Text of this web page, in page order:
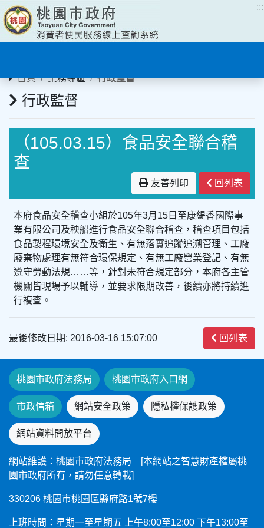
:::
首頁 業務專區 行政監督
行政監督
（105.03.15）食品安全聯合稽
查
友善列印 回列表
本府食品安全稽查小組於105年3月15日至康緹香國際事
業有限公司及秧船進行食品安全聯合稽查，稽查項目包括
食品製程環境安全及衛生、有無落實追蹤追溯管理、工廠
廢棄物處理有無符合環保規定、有無工廠營業登記、有無
遵守勞動法規……等，針對未符合規定部分，本府各主管
機關皆現場予以輔導，並要求限期改善，後續亦將持續進
行複查。
最後修改日期: 2016-03-16 15:07:00 回列表
桃園市政府法務局 桃園市政府入口網
市政信箱 網站安全政策 隱私權保護政策
網站資料開放平台
網站維護：桃園市政府法務局 [本網站之智慧財產權屬桃
園市政府所有，請勿任意轉載]
330206 桃園市桃園區縣府路1號7樓
上班時間：星期一至星期五 上午8:00至12:00 下午13:00至